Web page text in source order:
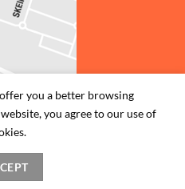
v/Fellsmúla | Síðumúla 34, 108
585-2888 |
SAMBAND
you a better browsing
you agree to our use of